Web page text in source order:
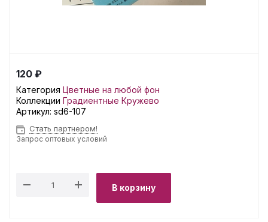
120 ₽
Категория Цветные на любой фон
Коллекции Градиентные Кружево
Артикул: sd6-107
Стать партнером!
Запрос оптовых условий
В корзину